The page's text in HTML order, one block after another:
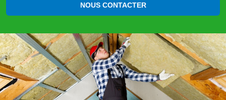
NOUS CONTACTER